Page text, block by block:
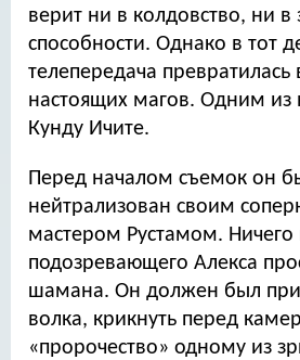
верит ни в колдовство, ни в
способности. Однако в тот
телепередача превратилась
настоящих магов. Одним
Кунду Ичите.
Перед началом съемок он
нейтрализован своим
мастером Рустамом. Ничего
подозревающего Алекса
шамана. Он должен был
волка, крикнуть перед
«пророчество» одному из